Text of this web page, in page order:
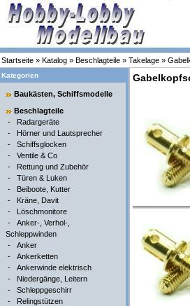
Startseite » Katalog » Beschlagteile » Takelage »
Kategorien
Baukästen, Schiffsmodelle
Beschlagteile
- Radargeräte
- Hörner und Lautsprecher
- Schiffsglocken
- Ventile & Co
- Rettung und Zubehör
- Türen & Luken
- Beiboote, Kutter
- Kräne, Davit
- Löschmonitore
- Anker-, Verhol-,
Schleppwinden
- Anker
- Ankerketten
- Ankerwinde elektrisch
- Niedergänge, Leitern
- Schleppgeschirr
- Relingstützen